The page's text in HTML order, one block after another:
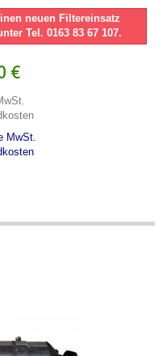
neuen Filtereinsatz
Tel. 0163 83 67 107.
€
MwSt.